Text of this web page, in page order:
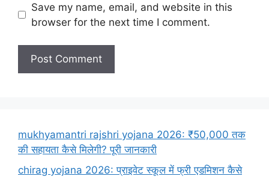
Save my name, email, and website in this
browser for the next time I comment.
mukhyamantri rajshri yojana 2026: ₹50,000 तक
की सहायता कैसे मिलेगी? पूरी जानकारी
chirag yojana 2026: प्राइवेट स्कूल में फ्री एडमिशन कैसे